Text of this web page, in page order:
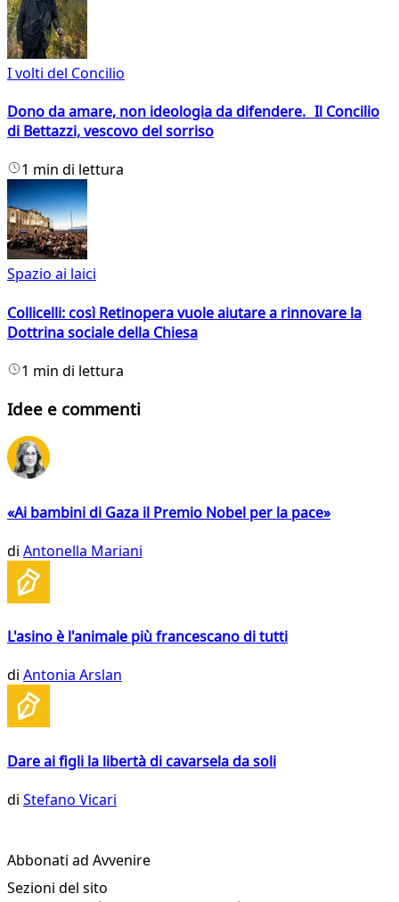
I volti del Concilio
Dono da amare, non ideologia da difendere. Il Concilio
di Bettazzi, vescovo del sorriso
1 min di lettura
Spazio ai laici
Collicelli: così Retinopera vuole aiutare a rinnovare la
Dottrina sociale della Chiesa
1 min di lettura
Idee e commenti
«Ai bambini di Gaza il Premio Nobel per la pace»
di Antonella Mariani
L'asino è l'animale più francescano di tutti
di Antonia Arslan
Dare ai figli la libertà di cavarsela da soli
di Stefano Vicari
Abbonati ad Avvenire
Sezioni del sito